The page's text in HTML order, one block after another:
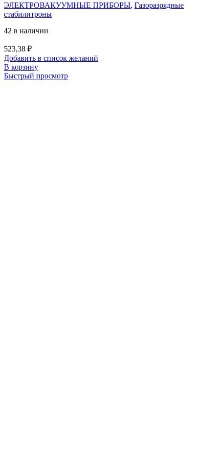
ЭЛЕКТРОВАКУУМНЫЕ ПРИБОРЫ, Газоразрядные
стабилитроны
42 в наличии
523,38 ₽
Добавить в список желаний
В корзину
Быстрый просмотр